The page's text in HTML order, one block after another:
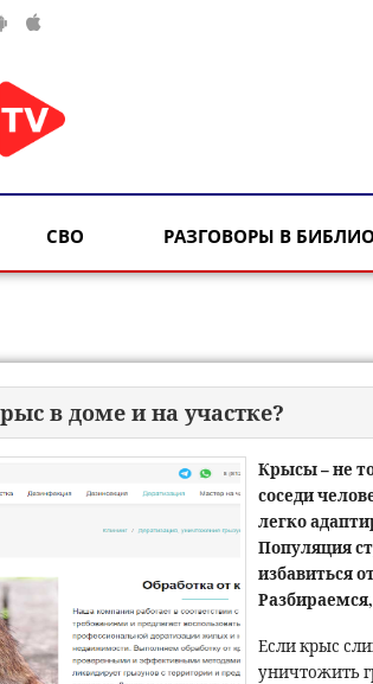
СВО РАЗГОВОРЫ В
в доме и на участке?
Крысы – не
соседи
легко
Популяция
избавиться
Если крыс
уничтожить